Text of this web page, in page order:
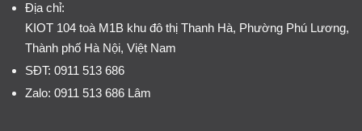
Địa chỉ:
KIOT 104 toà M1B khu đô thị Thanh Hà, Phường Phú Lương,
Thành phố Hà Nội, Việt Nam
SĐT: 0911 513 686
Zalo: 0911 513 686Lâm